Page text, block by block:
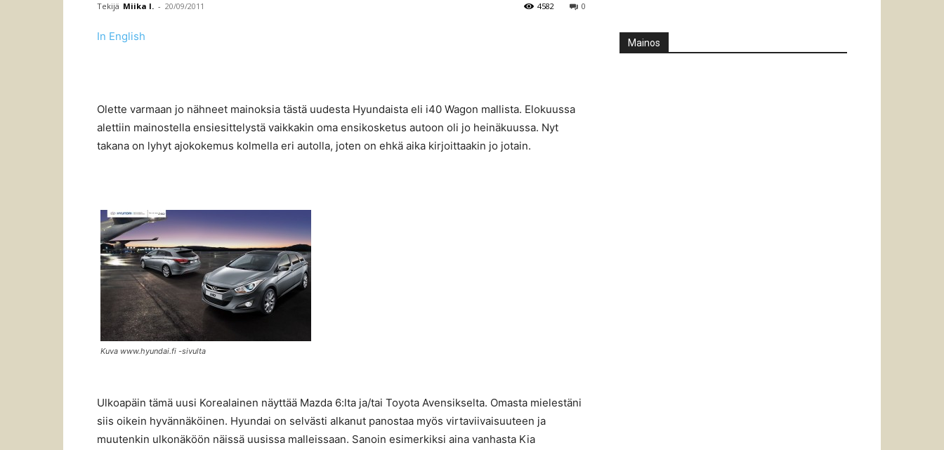
Tekijä Miika I. - 20/09/2011 0
4582
In English
Olette varmaan jo nähneet mainoksia tästä uudesta Hyundaista eli i40 Wagon mallista. Elokuussa
alettiin mainostella ensiesittelystä vaikkakin oma ensikosketus autoon oli jo heinäkuussa. Nyt
takana on lyhyt ajokokemus kolmella eri autolla, joten on ehkä aika kirjoittaakin jo jotain.
Kuva www.hyundai.fi -sivulta
Ulkoapäin tämä uusi Korealainen näyttää Mazda 6:lta ja/tai Toyota Avensikselta. Omasta mielestäni
siis oikein hyvännäköinen. Hyundai on selvästi alkanut panostaa myös virtaviivaisuuteen ja
muutenkin ulkonäköön näissä uusissa malleissaan. Sanoin esimerkiksi aina vanhasta Kia
Mainos